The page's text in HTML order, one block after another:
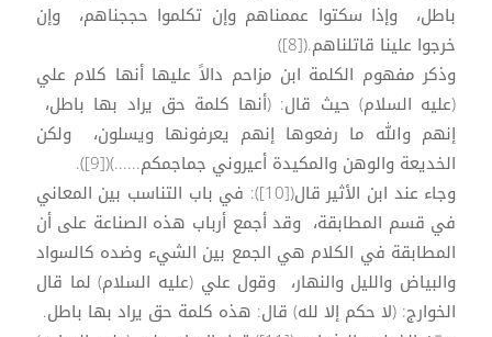
باطل، وإذا سكتوا عممناهم وإن تكلموا حججناهم، وإن
خرجوا علينا قاتلناهم.([8])
وذكر مفهوم الكلمة ابن مزاحم دالاً عليها أنها كلام علي
(عليه السلام) حيث قال: (أنها كلمة حق يراد بها باطل،
إنهم والله ما رفعوها إنهم يعرفونها ويسلون، ولكن
الخديعة والوهن والمكيدة أعيروني جماجمكم......)([9]).
وجاء عند ابن الأثير قال([10]): في باب التناسب بين المعاني
في قسم المطابقة، وقد أجمع أرباب هذه الصناعة على أن
المطابقة في الكلام هي الجمع بين الشيء وضده كالسواد
والبياض والليل والنهار، وقول علي (عليه السلام) لما قال
الخوارج: (لا حكم إلا لله) قال: هذه كلمة حق يراد بها باطل.